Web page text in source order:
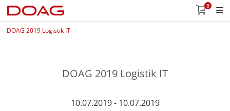
0
DOAG 2019 Logistik IT
DOAG 2019 Logistik IT
10.07.2019 - 10.07.2019